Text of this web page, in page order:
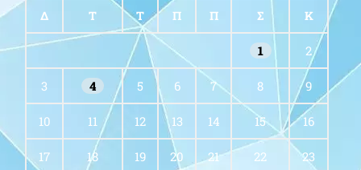
Δ Τ Τ Π Π Σ Κ
1 2
3 4 5 6 7 8 9
10 11 12 13 14 15 16
17 18 19 20 21 22 23